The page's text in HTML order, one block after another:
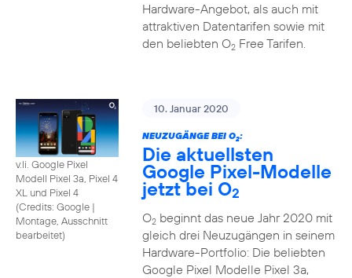
Hardware-Angebot, als auch mit
attraktiven Datentarifen sowie mit
den beliebten O2Free Tarifen.
v.li. Google Pixel
Modell Pixel 3a, Pixel 4
XL und Pixel 4
(Credits: Google |
Montage, Ausschnitt
bearbeitet)
10. Januar 2020
NEUZUGÄNGE BEI O2:
Die aktuellsten
Google Pixel-Modelle
jetzt bei O2
O2beginnt das neue Jahr 2020 mit
gleich drei Neuzugängen in seinem
Hardware-Portfolio: Die beliebten
Google Pixel Modelle Pixel 3a,